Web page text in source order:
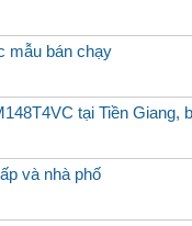
mẫu bán chạy
tại Tiền Giang,
và nhà phố